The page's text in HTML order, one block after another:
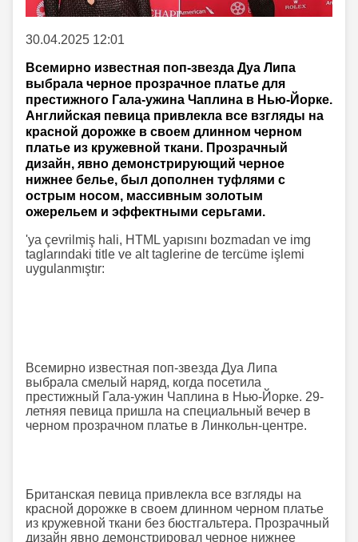
30.04.2025 12:01
Всемирно известная поп-звезда Дуа Липа
выбрала черное прозрачное платье для
престижного Гала-ужина Чаплина в Нью-Йорке.
Английская певица привлекла все взгляды на
красной дорожке в своем длинном черном
платье из кружевной ткани. Прозрачный
дизайн, явно демонстрирующий черное
нижнее белье, был дополнен туфлями с
острым носом, массивным золотым
ожерельем и эффектными серьгами.
'ya çevrilmiş hali, HTML yapısını bozmadan ve img
taglarındaki title ve alt taglerine de tercüme işlemi
uygulanmıştır:
Всемирно известная поп-звезда Дуа Липа
выбрала смелый наряд, когда посетила
престижный Гала-ужин Чаплина в Нью-Йорке. 29-
летняя певица пришла на специальный вечер в
черном прозрачном платье в Линкольн-центре.
Британская певица привлекла все взгляды на
красной дорожке в своем длинном черном платье
из кружевной ткани без бюстгальтера. Прозрачный
дизайн явно демонстрировал черное нижнее